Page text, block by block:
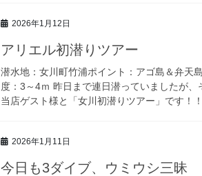
2026年1月12日
アリエル初潜りツアー
潜水地：女川町竹浦ポイント：アゴ島＆弁天
度：3～4ｍ 昨日まで連日潜っていましたが、
当店ゲスト様と「女川初潜りツアー」です！
2026年1月11日
今日も3ダイブ、ウミウシ三昧